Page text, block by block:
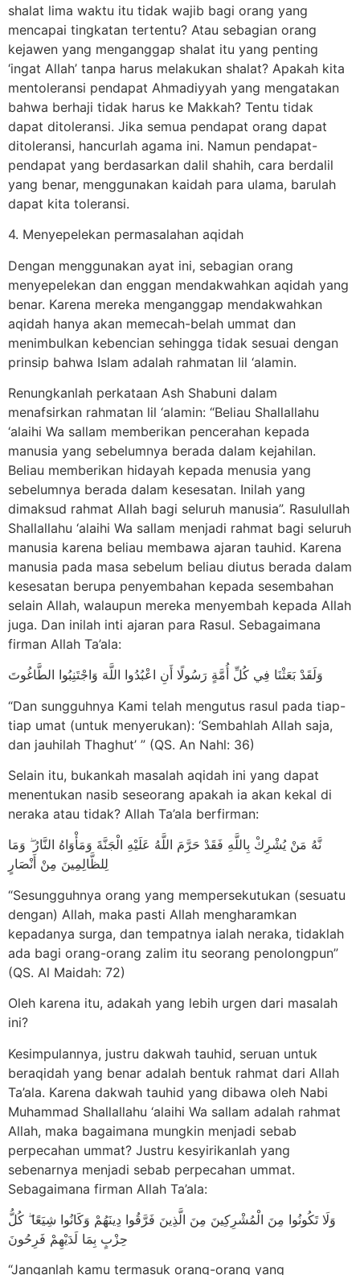
shalat lima waktu itu tidak wajib bagi orang yang
mencapai tingkatan tertentu? Atau sebagian orang
kejawen yang menganggap shalat itu yang penting
‘ingat Allah’ tanpa harus melakukan shalat? Apakah kita
mentoleransi pendapat Ahmadiyyah yang mengatakan
bahwa berhaji tidak harus ke Makkah? Tentu tidak
dapat ditoleransi. Jika semua pendapat orang dapat
ditoleransi, hancurlah agama ini. Namun pendapat-
pendapat yang berdasarkan dalil shahih, cara berdalil
yang benar, menggunakan kaidah para ulama, barulah
dapat kita toleransi.
4. Menyepelekan permasalahan aqidah
Dengan menggunakan ayat ini, sebagian orang
menyepelekan dan enggan mendakwahkan aqidah yang
benar. Karena mereka menganggap mendakwahkan
aqidah hanya akan memecah-belah ummat dan
menimbulkan kebencian sehingga tidak sesuai dengan
prinsip bahwa Islam adalah rahmatan lil ‘alamin.
Renungkanlah perkataan Ash Shabuni dalam
menafsirkan rahmatan lil ‘alamin: “Beliau Shallallahu
‘alaihi Wa sallam memberikan pencerahan kepada
manusia yang sebelumnya berada dalam kejahilan.
Beliau memberikan hidayah kepada menusia yang
sebelumnya berada dalam kesesatan. Inilah yang
dimaksud rahmat Allah bagi seluruh manusia”. Rasulullah
Shallallahu ‘alaihi Wa sallam menjadi rahmat bagi seluruh
manusia karena beliau membawa ajaran tauhid. Karena
manusia pada masa sebelum beliau diutus berada dalam
kesesatan berupa penyembahan kepada sesembahan
selain Allah, walaupun mereka menyembah kepada Allah
juga. Dan inilah inti ajaran para Rasul. Sebagaimana
firman Allah Ta’ala:
وَلَقَدْ بَعَثْنَا فِي كُلِّ أُمَّةٍ رَسُولًا أَنِ اعْبُدُوا اللَّهَ وَاجْتَنِبُوا الطَّاغُوتَ
“Dan sungguhnya Kami telah mengutus rasul pada tiap-
tiap umat (untuk menyerukan): ‘Sembahlah Allah saja,
dan jauhilah Thaghut’ ” (QS. An Nahl: 36)
Selain itu, bukankah masalah aqidah ini yang dapat
menentukan nasib seseorang apakah ia akan kekal di
neraka atau tidak? Allah Ta’ala berfirman:
نَّهُ مَنْ يُشْرِكْ بِاللَّهِ فَقَدْ حَرَّمَ اللَّهُ عَلَيْهِ الْجَنَّةَ وَمَأْوَاهُ النَّارُ ۖ وَمَا
لِلظَّالِمِينَ مِنْ أَنْصَارٍ
“Sesungguhnya orang yang mempersekutukan (sesuatu
dengan) Allah, maka pasti Allah mengharamkan
kepadanya surga, dan tempatnya ialah neraka, tidaklah
ada bagi orang-orang zalim itu seorang penolongpun”
(QS. Al Maidah: 72)
Oleh karena itu, adakah yang lebih urgen dari masalah
ini?
Kesimpulannya, justru dakwah tauhid, seruan untuk
beraqidah yang benar adalah bentuk rahmat dari Allah
Ta’ala. Karena dakwah tauhid yang dibawa oleh Nabi
Muhammad Shallallahu ‘alaihi Wa sallam adalah rahmat
Allah, maka bagaimana mungkin menjadi sebab
perpecahan ummat? Justru kesyirikanlah yang
sebenarnya menjadi sebab perpecahan ummat.
Sebagaimana firman Allah Ta’ala:
وَلَا تَكُونُوا مِنَ الْمُشْرِكِينَ مِنَ الَّذِينَ فَرَّقُوا دِينَهُمْ وَكَانُوا شِيَعًا ۖ كُلُّ
حِزْبٍ بِمَا لَدَيْهِمْ فَرِحُونَ
“Janganlah kamu termasuk orang-orang yang